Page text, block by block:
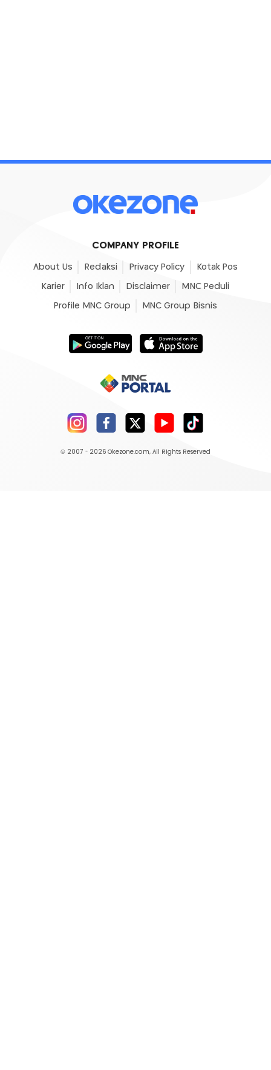
COMPANY PROFILE
About Us Redaksi Privacy Policy Kotak Pos
Karier Info Iklan Disclaimer MNC Peduli
Profile MNC Group MNC Group Bisnis
© 2007 - 2026 Okezone.com, All Rights Reserved